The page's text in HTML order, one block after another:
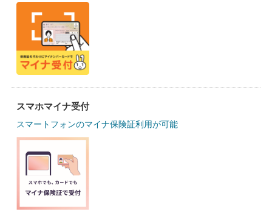
スマホマイナ受付
スマートフォンのマイナ保険証利用が可能